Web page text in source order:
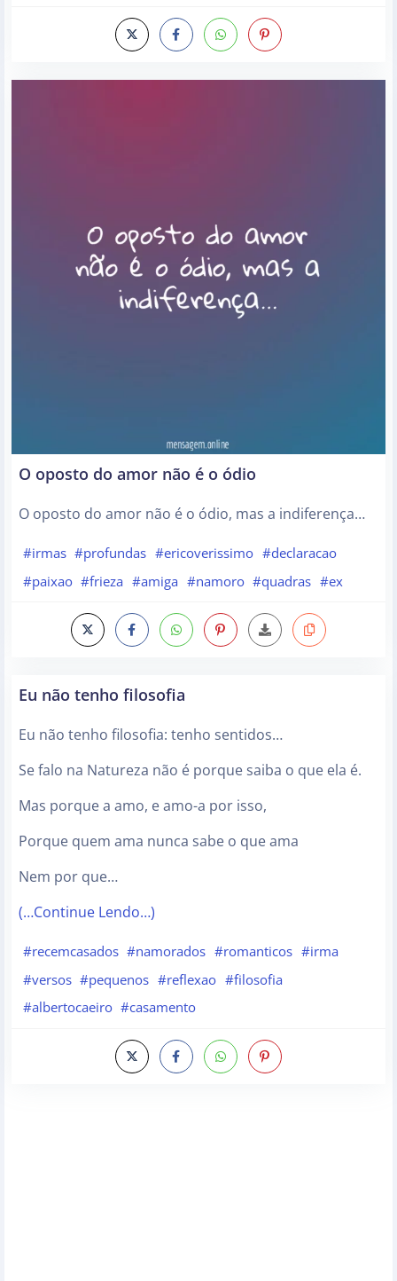
O oposto do amor não é o ódio
O oposto do amor não é o ódio, mas a indiferença…
#irmas #profundas #ericoverissimo #declaracao
#paixao #frieza #amiga #namoro #quadras #ex
Eu não tenho filosofia
Eu não tenho filosofia: tenho sentidos…
Se falo na Natureza não é porque saiba o que ela é.
Mas porque a amo, e amo-a por isso,
Porque quem ama nunca sabe o que ama
Nem por que…
(…Continue Lendo…)
#recemcasados #namorados #romanticos #irma
#versos #pequenos #reflexao #filosofia
#albertocaeiro #casamento